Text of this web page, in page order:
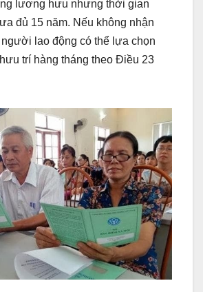
lương hưu nhưng thời gian
đủ 15 năm. Nếu không nhận
người lao động có thể lựa chọn
trí hàng tháng theo Điều 23